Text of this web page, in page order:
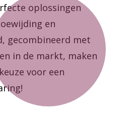
oplossingen
en
gecombineerd met
in de markt, maken
voor een